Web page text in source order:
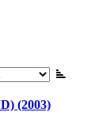
(2003)